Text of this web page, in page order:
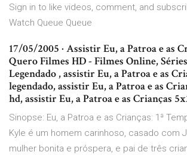
Sign in to like videos, comment, and
Watch Queue Queue
17/05/2005 · Assistir Eu, a Patroa e as
Quero Filmes HD - Filmes Online,
Legendado , assistir Eu, a Patroa e as
legendado, assistir Eu, a Patroa e as
hd, assistir Eu, a Patroa e as Crianças
Sinopse: Eu, a Patroa e as Crianças: 1ª
Kyle é um homem carinhoso, casado com
mulher bonita e próspera, e pai de três